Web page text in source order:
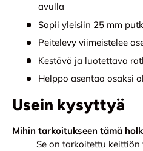
avulla
Sopii yleisiin 25 mm
Peitelevy viimeistelee
Kestävä ja luotettava
Helppo asentaa osaksi
Usein kysyttyä
Mihin tarkoitukseen tämä
Se on tarkoitettu